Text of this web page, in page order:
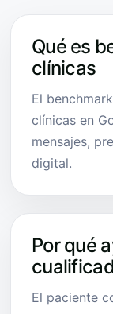
Qué es
clínicas
El
clínicas en
mensajes,
digital.
Por qué
El paciente